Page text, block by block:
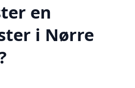
en
i Nørre